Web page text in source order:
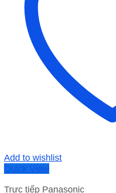
Add to wishlist
Quick View
Trực tiếp Panasonic